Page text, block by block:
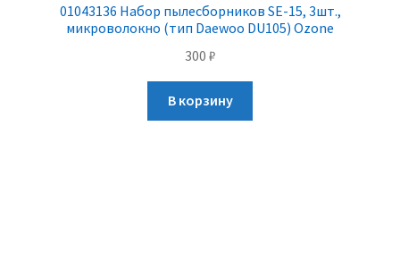
01043136 Набор пылесборников SE-15, 3шт.,
микроволокно (тип Daewoo DU105) Ozone
300 ₽
В корзину